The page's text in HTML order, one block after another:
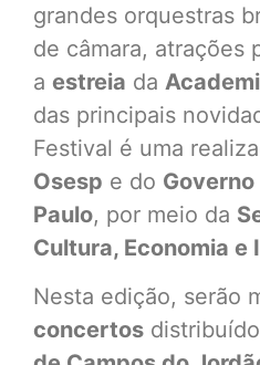
grandes orquestras
de câmara, atrações
a estreia da
das principais
Festival é uma
Osesp e do
Paulo, por meio da
Cultura, Economia
Nesta edição, serão
concertos